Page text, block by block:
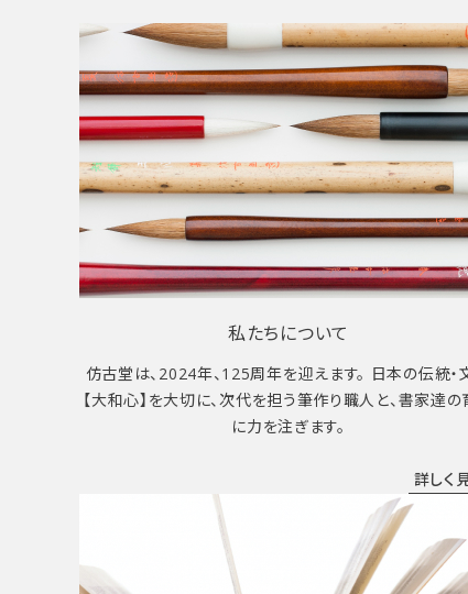
私たちについて
仿古堂は、2024年、125周年を迎えます。 日本の伝統・
【大和心】を大切に、次代を担う筆作り職人と、書家達の
に力を注ぎます。
詳しく